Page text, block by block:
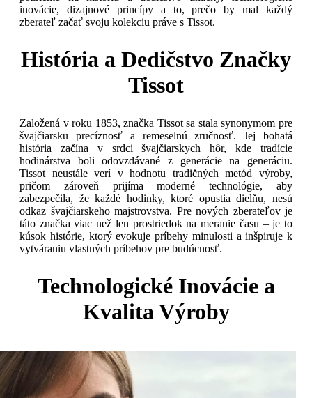
inovácie, dizajnové princípy a to, prečo by mal každý
zberateľ začať svoju kolekciu práve s Tissot.
História a Dedičstvo Značky
Tissot
Založená v roku 1853, značka Tissot sa stala synonymom pre
švajčiarsku precíznosť a remeselnú zručnosť. Jej bohatá
história začína v srdci švajčiarskych hôr, kde tradície
hodinárstva boli odovzdávané z generácie na generáciu.
Tissot neustále verí v hodnotu tradičných metód výroby,
pričom zároveň prijíma moderné technológie, aby
zabezpečila, že každé hodinky, ktoré opustia dielňu, nesú
odkaz švajčiarskeho majstrovstva. Pre nových zberateľov je
táto značka viac než len prostriedok na meranie času – je to
kúsok histórie, ktorý evokuje príbehy minulosti a inšpiruje k
vytváraniu vlastných príbehov pre budúcnosť.
Technologické Inovácie a
Kvalita Výroby